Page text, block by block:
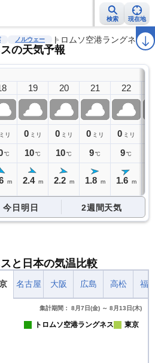
検索 現在地
地震情報 警報・注意報 2週間天気 ラ
ノルウェー トロムソ空港ラングネス
の天気予報
ミリ
℃
m
19
0 ミリ
10℃
2.4 m
20
0 ミリ
10℃
2.2 m
21
0 ミリ
9℃
1.8 m
22
0 ミリ
9℃
1.6 m
今日明日 2週間天気
と日本の気温比較
名古屋 大阪 広島 高松 福
集計期間： 8月7日(金) ～ 8月13日(木)
トロムソ空港ラングネス 東京